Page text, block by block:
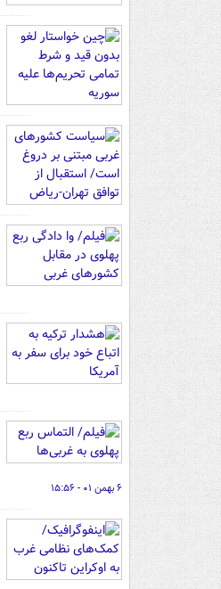
۶ بهمن ۰۱ - ۱۵:۵۶